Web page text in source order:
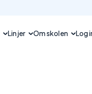
Linjer Om skolen Log